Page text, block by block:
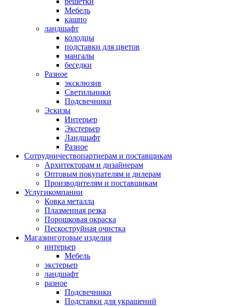
Мебель
кашпо
ландшафт
колодцы
подставки для цветов
мангалы
беседки
Разное
эксклюзив
Светильники
Подсвечники
Эскизы
Интерьер
Экстерьер
Ландшафт
Разное
Сотрудничествопартнерам и поставщикам
Архитекторам и дизайнерам
Оптовым покупателям и дилерам
Производителям и поставщикам
Услугикомпании
Ковка металла
Плазменная резка
Порошковая окраска
Пескоструйная очистка
Магазинготовые изделия
интерьер
Мебель
экстерьер
ландшафт
разное
Подсвечники
Подставки для украшений